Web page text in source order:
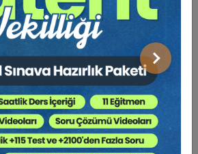
Sonraki
Yönetim Kurulu - VI. Ticaret
- I. Oturum Video Kaydı
Sepete Ekle